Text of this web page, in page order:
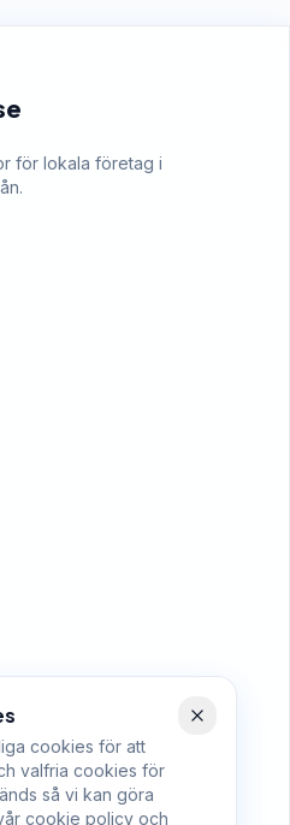
för lokala företag i
cookies för att
valfria cookies för
så vi kan göra
cookie policy och